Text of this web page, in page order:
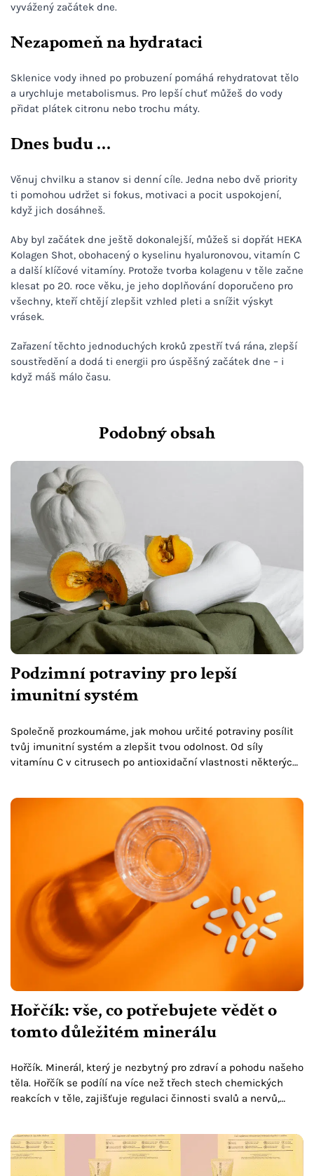
vyvážený začátek dne.
Nezapomeň na hydrataci
Sklenice vody ihned po probuzení pomáhá rehydratovat tělo
a urychluje metabolismus. Pro lepší chuť můžeš do vody
přidat plátek citronu nebo trochu máty.
Dnes budu …
Věnuj chvilku a stanov si denní cíle. Jedna nebo dvě priority
ti pomohou udržet si fokus, motivaci a pocit uspokojení,
když jich dosáhneš.
Aby byl začátek dne ještě dokonalejší, můžeš si dopřát HEKA
Kolagen Shot, obohacený o kyselinu hyaluronovou, vitamín C
a další klíčové vitamíny. Protože tvorba kolagenu v těle začne
klesat po 20. roce věku, je jeho doplňování doporučeno pro
všechny, kteří chtějí zlepšit vzhled pleti a snížit výskyt
vrásek.
Zařazení těchto jednoduchých kroků zpestří tvá rána, zlepší
soustředění a dodá ti energii pro úspěšný začátek dne – i
když máš málo času.
Podobný obsah
Podzimní potraviny pro lepší
imunitní systém
Společně prozkoumáme, jak mohou určité potraviny posílit
tvůj imunitní systém a zlepšit tvou odolnost. Od síly
vitamínu C v citrusech po antioxidační vlastnosti některých
Hořčík: vše, co potřebujete vědět o
tomto důležitém minerálu
Hořčík. Minerál, který je nezbytný pro zdraví a pohodu našeho
těla. Hořčík se podílí na více než třech stech chemických
reakcích v těle, zajišťuje regulaci činnosti svalů a nervů,